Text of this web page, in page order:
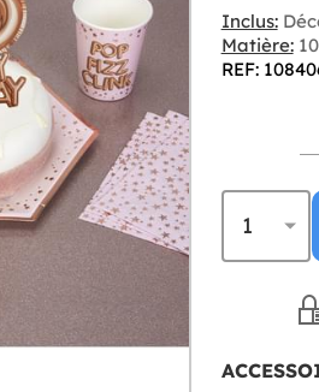
Inclus:
Matière:
REF: